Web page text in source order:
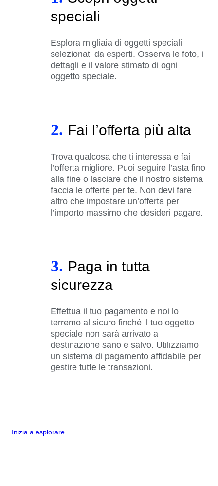
speciali
Esplora migliaia di oggetti speciali
selezionati da esperti. Osserva le foto, i
dettagli e il valore stimato di ogni
oggetto speciale.
2. Fai l’offerta più alta
Trova qualcosa che ti interessa e fai
l’offerta migliore. Puoi seguire l’asta fino
alla fine o lasciare che il nostro sistema
faccia le offerte per te. Non devi fare
altro che impostare un’offerta per
l’importo massimo che desideri pagare.
3. Paga in tutta
sicurezza
Effettua il tuo pagamento e noi lo
terremo al sicuro finché il tuo oggetto
speciale non sarà arrivato a
destinazione sano e salvo. Utilizziamo
un sistema di pagamento affidabile per
gestire tutte le transazioni.
Inizia a esplorare